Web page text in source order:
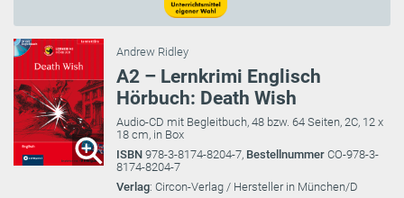
Andrew Ridley
A2 – Lernkrimi Englisch
Hörbuch: Death Wish
Audio-CD mit Begleitbuch, 48 bzw. 64 Seiten, 2C, 12 x
18 cm, in Box
ISBN 978-3-8174-8204-7, Bestellnummer CO-978-3-
8174-8204-7
Verlag: Circon-Verlag / Hersteller in München/D